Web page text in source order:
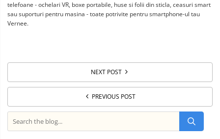
telefoane - ochelari VR, boxe portabile, huse si folii din sticla, ceasuri smart
sau suporturi pentru masina - toate potrivite pentru smartphone-ul tau
Vernee.
NEXT POST
PREVIOUS POST